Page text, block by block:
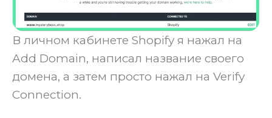
В личном кабинете Shopify я нажал на
Add Domain, написал название своего
домена, а затем просто нажал на Verify
Connection.